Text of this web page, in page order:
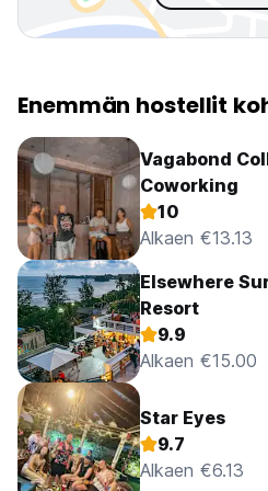
Enemmän hostellit
Vagabond
Coworking
10
Alkaen €13.13
Elsewhere
Resort
9.9
Alkaen €15.00
Star Eyes
9.7
Alkaen €6.13